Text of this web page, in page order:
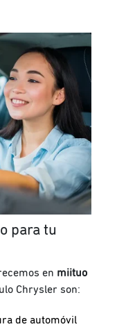
para tu
en miituo
Chrysler son:
de automóvil